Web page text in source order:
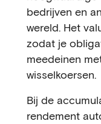
bedrijven en
wereld. Het
zodat je
meedeinen
wisselkoersen.
Bij de
rendement